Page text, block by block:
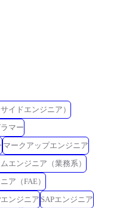
テクチャー最適化 ・各チームへ
ック選定のリード ・パフォーマ
習/LLM 活用基盤の整備などの
び重要な技術意思決定 ・エンジ
業務の変更
【サーバーサイド】 -
Spring Boot) -Go/Ruby(Ruby on
OpenSearch -
イドエンジニア）
マー
マークアップエンジニア
エンジニア（業務系）
ア（FAE）
エンジニア SAPエンジニア